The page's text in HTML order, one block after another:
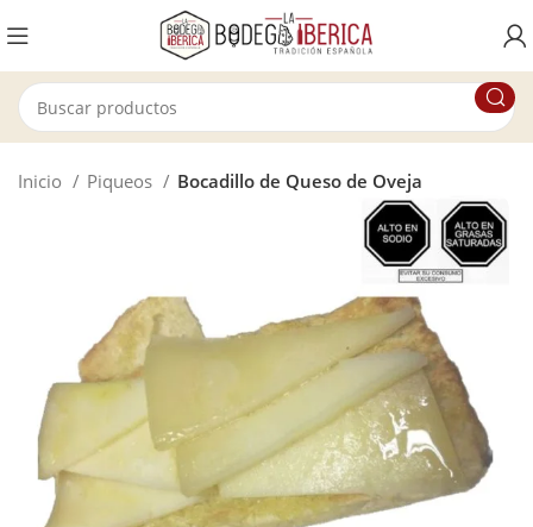
Inicio Piqueos Bocadillo de Queso de Oveja